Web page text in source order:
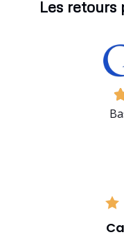
Les retours